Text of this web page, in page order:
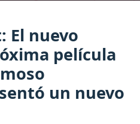
El nuevo
película
un nuevo